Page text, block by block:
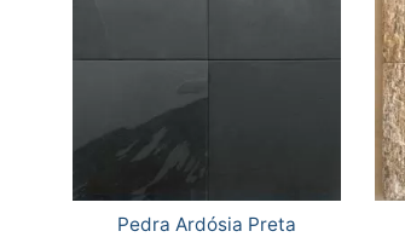
Pedra Ardósia Preta